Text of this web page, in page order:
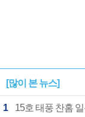
[많이 본 뉴스]
1 15호 태풍 찬홈